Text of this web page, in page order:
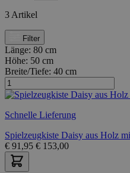
3 Artikel
Filter
Länge: 80 cm
Höhe: 50 cm
Breite/Tiefe: 40 cm
Schnelle Lieferung
Spielzeugkiste Daisy aus Holz
€ 91,95 € 153,00